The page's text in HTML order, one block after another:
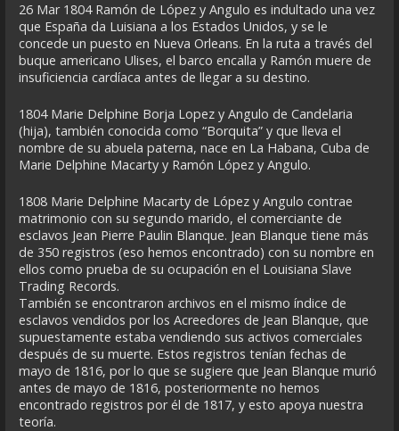
26 Mar 1804 Ramón de López y Angulo es indultado una vez
que España da Luisiana a los Estados Unidos, y se le
concede un puesto en Nueva Orleans. En la ruta a través del
buque americano Ulises, el barco encalla y Ramón muere de
insuficiencia cardíaca antes de llegar a su destino.
1804 Marie Delphine Borja Lopez y Angulo de Candelaria
(hija), también conocida como “Borquita” y que lleva el
nombre de su abuela paterna, nace en La Habana, Cuba de
Marie Delphine Macarty y Ramón López y Angulo.
1808 Marie Delphine Macarty de López y Angulo contrae
matrimonio con su segundo marido, el comerciante de
esclavos Jean Pierre Paulin Blanque. Jean Blanque tiene más
de 350 registros (eso hemos encontrado) con su nombre en
ellos como prueba de su ocupación en el Louisiana Slave
Trading Records.
También se encontraron archivos en el mismo índice de
esclavos vendidos por los Acreedores de Jean Blanque, que
supuestamente estaba vendiendo sus activos comerciales
después de su muerte. Estos registros tenían fechas de
mayo de 1816, por lo que se sugiere que Jean Blanque murió
antes de mayo de 1816, posteriormente no hemos
encontrado registros por él de 1817, y esto apoya nuestra
teoría.